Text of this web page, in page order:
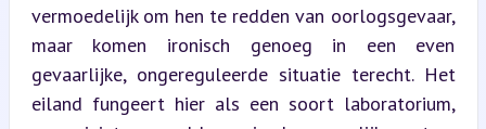
vermoedelijk om hen te redden van oorlogsgevaar,
maar komen ironisch genoeg in een even
gevaarlijke, ongereguleerde situatie terecht. Het
eiland fungeert hier als een soort laboratorium,